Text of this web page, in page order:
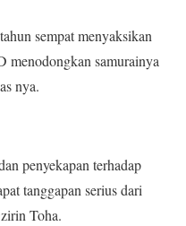
sempat menyaksikan
menodongkan samurainya
nya.
penyekapan terhadap
tanggapan serius dari
Toha.